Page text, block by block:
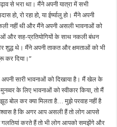
से भरा था। मैंने अपनी यात्रा में सभी
हो, रो रहा हो, या ईर्ष्यालु हो। मैंने अपनी
नहीं थी और मैंने अपनी असली भावनाओं को
और सह-प्रतियोगियों के साथ नकली बंधन
शुद्ध थे। मैंने अपनी ताकत और क्षमताओं को भी
कर दिया।”
सारी भावनाओं को दिखाया है। मैं खेल के
के लिए भावनाओं को स्वीकार किया, तो मैं
बोल कर क्या मिलता है… मुझे परवाह नहीं है
है कि अगर आप असली हैं तो लोग आपसे
गलतियां करते हैं तो भी लोग आपको समझेंगे और